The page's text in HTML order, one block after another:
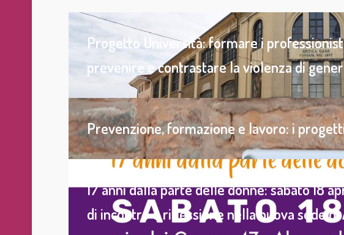
Progetto Università: formare i
prevenire e contrastare la violenza di
Prevenzione, formazione e lavoro: i
17 anni dalla parte delle donne: sabato 18
di incontro e riflessione nella nuova sede di